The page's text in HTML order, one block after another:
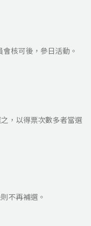
核可後，參日活動。
，以得票次數多者當選
不再補選。